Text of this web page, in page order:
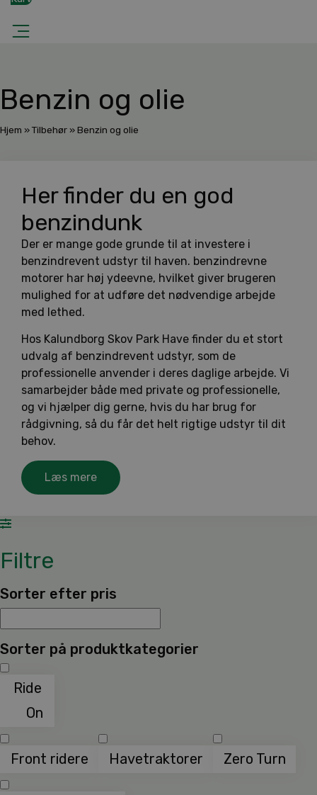
Benzin og olie
Hjem »Tilbehør»Benzin og olie
Her finder du en god
benzindunk
Der er mange gode grunde til at investere i
benzindrevent udstyr til haven. benzindrevne
motorer har høj ydeevne, hvilket giver brugeren
mulighed for at udføre det nødvendige arbejde
med lethed.
Hos Kalundborg Skov Park Have finder du et stort
udvalg af benzindrevent udstyr, som de
professionelle anvender i deres daglige arbejde. Vi
samarbejder både med private og professionelle,
og vi hjælper dig gerne, hvis du har brug for
rådgivning, så du får det helt rigtige udstyr til dit
behov.
Læs mere
Filtre
Sorter efter pris
Sorter på produktkategorier
Ride
On
Front ridere Havetraktorer Zero Turn